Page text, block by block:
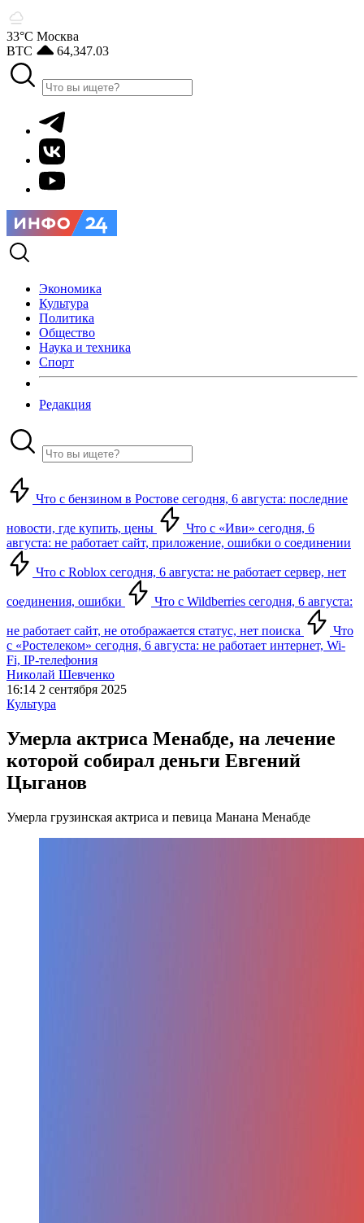
33°С Москва
BTC
64,347.03
Экономика
Культура
Политика
Общество
Наука и техника
Спорт
Редакция
Что с бензином в Ростове сегодня, 6 августа: последние
новости, где купить, цены
Что с «Иви» сегодня, 6
августа: не работает сайт, приложение, ошибки о соединении
Что с Roblox сегодня, 6 августа: не работает сервер, нет
соединения, ошибки Что с Wildberries сегодня, 6 августа:
не работает сайт, не отображается статус, нет поиска
Что
с «Ростелеком» сегодня, 6 августа: не работает интернет, Wi-
Fi, IP-телефония
Николай Шевченко
16:14 2 сентября 2025
Культура
Умерла актриса Менабде, на лечение
которой собирал деньги Евгений
Цыганов
Умерла грузинская актриса и певица Манана Менабде